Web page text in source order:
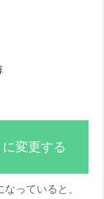
変更する
っていると、